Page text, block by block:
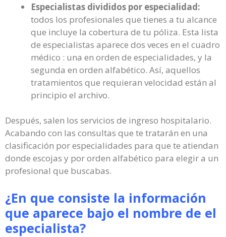
Especialistas divididos por especialidad:
todos los profesionales que tienes a tu alcance
que incluye la cobertura de tu póliza. Esta lista
de especialistas aparece dos veces en el cuadro
médico : una en orden de especialidades, y la
segunda en orden alfabético. Así, aquellos
tratamientos que requieran velocidad están al
principio el archivo.
Después, salen los servicios de ingreso hospitalario.
Acabando con las consultas que te tratarán en una
clasificación por especialidades para que te atiendan
donde escojas y por orden alfabético para elegir a un
profesional que buscabas.
¿En que consiste la información
que aparece bajo el nombre de el
especialista?